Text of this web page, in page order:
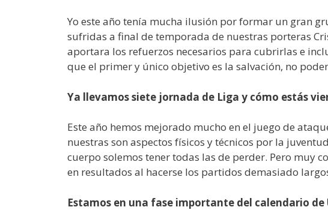
Yo este año tenía mucha ilusión por formar un gran
sufridas a final de temporada de nuestras porteras
aportara los refuerzos necesarios para cubrirlas e
que el primer y único objetivo es la salvación, no
Ya llevamos siete jornada de Liga y cómo estás
Este año hemos mejorado mucho en el juego de
nuestras son aspectos físicos y técnicos por la
cuerpo solemos tener todas las de perder. Pero muy
en resultados al hacerse los partidos demasiado
Estamos en una fase importante del calendario de